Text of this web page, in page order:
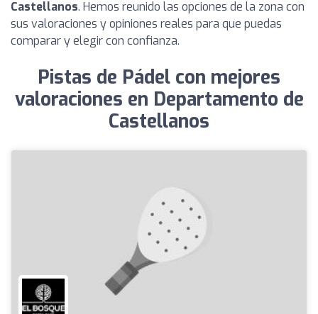
Castellanos. Hemos reunido las opciones de la zona con
sus valoraciones y opiniones reales para que puedas
comparar y elegir con confianza.
Pistas de Pádel con mejores
valoraciones en Departamento de
Castellanos